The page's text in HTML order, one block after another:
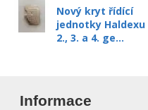
Nový kryt řídící
jednotky Haldexu
2., 3. a 4. ge...
Informace